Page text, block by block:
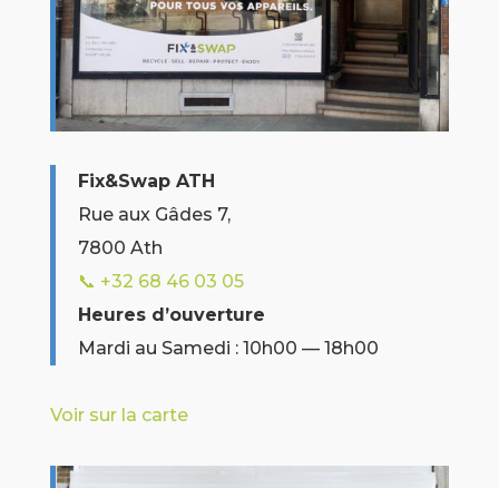
Fix&Swap ATH
Rue aux Gâdes 7,
7800 Ath
📞 +32 68 46 03 05
Heures d’ouverture
Mardi au Samedi : 10h00 — 18h00
Voir sur la carte